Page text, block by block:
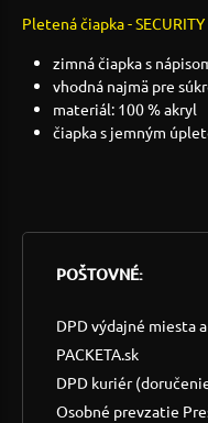
Pletená čiapka - SECURITY
zimná čiapka s
vhodná najmä pre
materiál: 100 % akryl
čiapka s jemným
POŠTOVNÉ:
DPD výdajné miesta
PACKETA.sk
DPD kuriér
Osobné prevzatie